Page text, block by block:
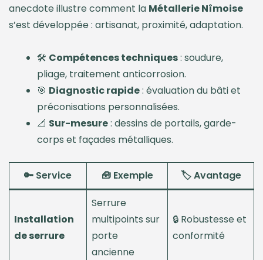
anecdote illustre comment la Métallerie Nîmoise
s’est développée : artisanat, proximité, adaptation.
🛠️ Compétences techniques: soudure,
pliage, traitement anticorrosion.
🎯 Diagnostic rapide: évaluation du bâti et
préconisations personnalisées.
📐 Sur-mesure: dessins de portails, garde-
corps et façades métalliques.
🔑 Service 🧰 Exemple 🏷️ Avantage
Installation
de serrure
Serrure
multipoints sur
porte
ancienne
🔒 Robustesse et
conformité